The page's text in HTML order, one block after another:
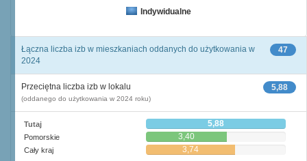
Indywidualne
47
Łączna liczba izb w mieszkaniach oddanych do użytkowania w
2024
5,88
Przeciętna liczba izb w lokalu
(oddanego do użytkowania w 2024 roku)
Tutaj 5,88
Pomorskie 3,40
Cały kraj 3,74